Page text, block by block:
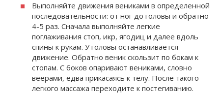
Выполняйте движения вени­ками в определенной
последо­вательности: от ног до головы и обратно
4-5 раз. Сначала выпол­няйте легкие
поглаживания стоп, икр, ягодиц и далее вдоль
спины к рукам. У головы останавлива­ется
движение. Обратно веник скользит по бокам к
стопам. С бо­ков опаривают вениками, словно
веерами, едва прикасаясь к телу. После такого
легкого массажа переходите к постегиванию.